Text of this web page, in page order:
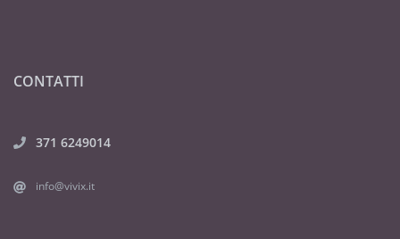
CONTATTI
371 6249014
info@vivix.it